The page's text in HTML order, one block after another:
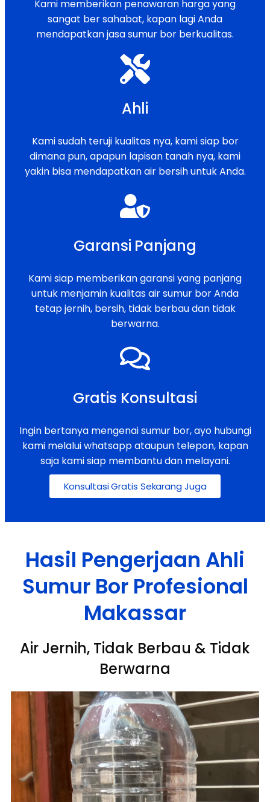
Kami memberikan penawaran harga yang
sangat ber sahabat, kapan lagi Anda
mendapatkan jasa sumur bor berkualitas.
Ahli
Kami sudah teruji kualitas nya, kami siap bor
dimana pun, apapun lapisan tanah nya, kami
yakin bisa mendapatkan air bersih untuk Anda.
Garansi Panjang
Kami siap memberikan garansi yang panjang
untuk menjamin kualitas air sumur bor Anda
tetap jernih, bersih, tidak berbau dan tidak
berwarna.
Gratis Konsultasi
Ingin bertanya mengenai sumur bor, ayo hubungi
kami melalui whatsapp ataupun telepon, kapan
saja kami siap membantu dan melayani.
Konsultasi Gratis Sekarang Juga
Hasil Pengerjaan Ahli
Sumur Bor Profesional
Makassar
Air Jernih, Tidak Berbau & Tidak
Berwarna